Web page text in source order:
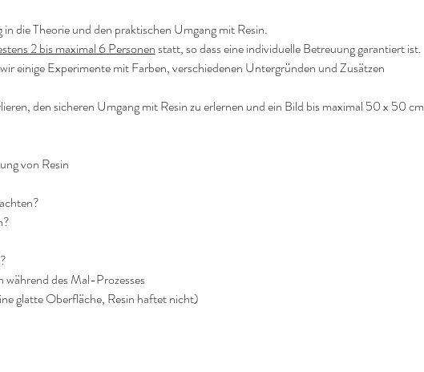
die Theorie und den praktischen Umgang mit Resin.​
2 bis maximal 6 Personen statt, so dass eine individuelle Betreuung garantiert ist.
einige Experimente mit Farben, verschiedenen Untergründen und Zusätzen
den sicheren Umgang mit Resin zu erlernen und ein Bild bis maximal 50 x 50 cm
von Resin
während des Mal-Prozesses
glatte Oberfläche, Resin haftet nicht)